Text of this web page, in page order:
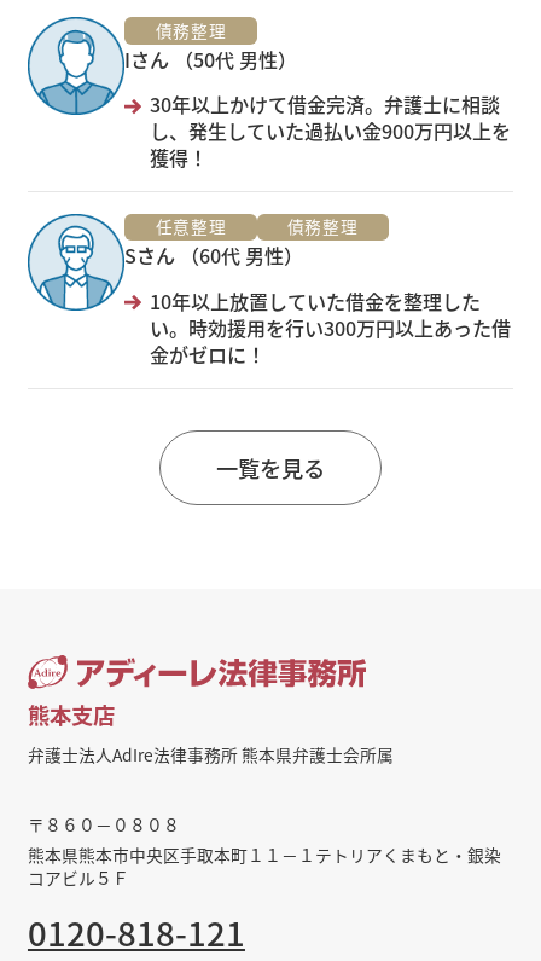
債務整理
Iさん （50代 男性）
30年以上かけて借金完済。弁護士に相談
し、発生していた過払い金900万円以上を
獲得！
任意整理 債務整理
Sさん （60代 男性）
10年以上放置していた借金を整理した
い。時効援用を行い300万円以上あった借
金がゼロに！
一覧を見る
熊本支店
弁護士法人AdIre法律事務所 熊本県弁護士会所属
〒８６０－０８０８
熊本県熊本市中央区手取本町１１－１テトリアくまもと・銀染
コアビル５Ｆ
0120-818-121